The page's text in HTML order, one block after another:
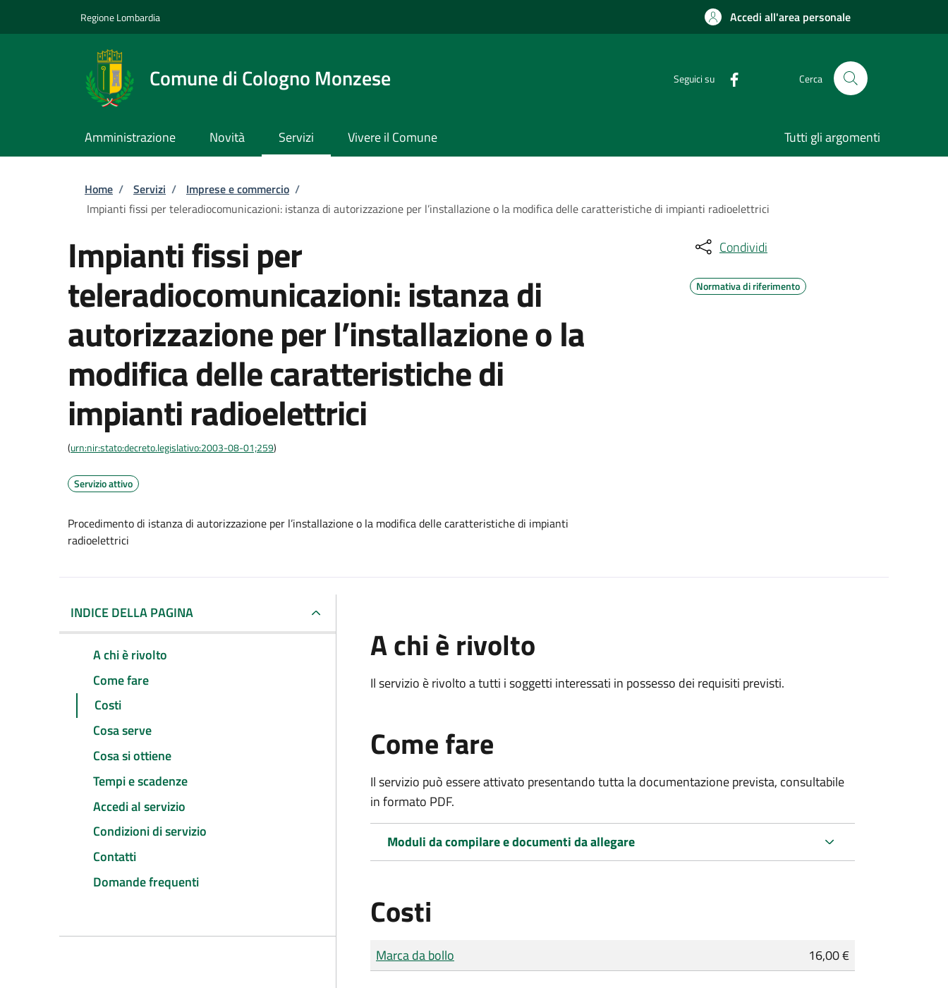
Regione Lombardia Accedi all'area personale
Comune di Cologno Monzese Seguici su Cerca
Amministrazione Novità Servizi Vivere il Comune Tutti gli argomenti
Briciole di pane
Home / Servizi / Imprese e commercio /
Impianti fissi per teleradiocomunicazioni: istanza di autorizzazione per l’installazione o la modifica delle caratteristiche di impianti radioelettrici
Impianti fissi per
teleradiocomunicazioni: istanza di
autorizzazione per l’installazione o la
modifica delle caratteristiche di
impianti radioelettrici
(urn:nir:stato:decreto.legislativo:2003-08-01;259)
Servizio attivo
Procedimento di istanza di autorizzazione per l’installazione o la modifica delle caratteristiche di impianti
radioelettrici
Condividi
Normativa di riferimento
INDICE DELLA PAGINA
A chi è rivolto
Come fare
Costi
Cosa serve
Cosa si ottiene
Tempi e scadenze
Accedi al servizio
Condizioni di servizio
Contatti
Domande frequenti
A chi è rivolto
Il servizio è rivolto a tutti i soggetti interessati in possesso dei requisiti previsti.
Come fare
Il servizio può essere attivato presentando tutta la documentazione prevista, consultabile
in formato PDF.
Moduli da compilare e documenti da allegare
Costi
Tipo di pagamento
Importo
Marca da bollo 16,00 €